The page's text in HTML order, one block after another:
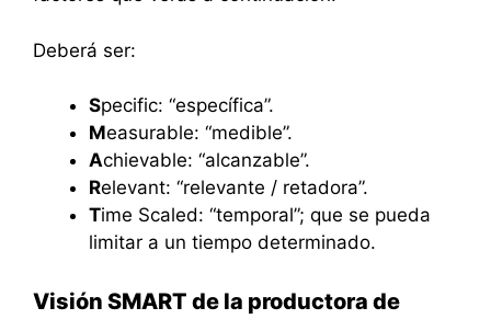
Deberá ser:
Specific: “específica”.
Measurable: “medible”.
Achievable: “alcanzable”.
Relevant: “relevante / retadora”.
Time Scaled: “temporal”; que se pueda
limitar a un tiempo determinado.
Visión SMART de la productora de